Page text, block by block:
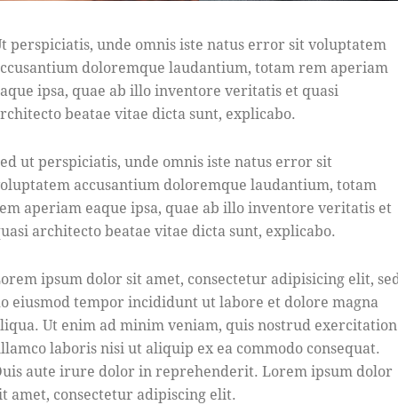
perspiciatis, unde omnis iste natus error sit voluptatem
doloremque laudantium, totam rem aperiam
ipsa, quae ab illo inventore veritatis et quasi
beatae vitae dicta sunt, explicabo.
ut perspiciatis, unde omnis iste natus error sit
accusantium doloremque laudantium, totam
aperiam eaque ipsa, quae ab illo inventore veritatis et
architecto beatae vitae dicta sunt, explicabo.
ipsum dolor sit amet, consectetur adipisicing elit,
eiusmod tempor incididunt ut labore et dolore magna
Ut enim ad minim veniam, quis nostrud exercitation
laboris nisi ut aliquip ex ea commodo consequat.
aute irure dolor in reprehenderit. Lorem ipsum dolor
amet, consectetur adipiscing elit.